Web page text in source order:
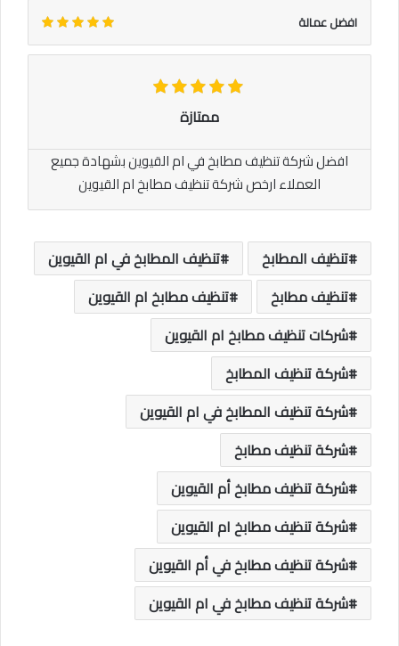
افضل عمالة
ممتازة
افضل شركة تنظيف مطابخ في ام القيوين بشهادة جميع
العملاء ارخص شركة تنظيف مطابخ ام القيوين
تنظيف المطابخ
تنظيف المطابخ في ام القيوين
تنظيف مطابخ
تنظيف مطابخ ام القيوين
شركات تنظيف مطابخ ام القيوين
شركة تنظيف المطابخ
شركة تنظيف المطابخ في ام القيوين
شركة تنظيف مطابخ
شركة تنظيف مطابخ أم القيوين
شركة تنظيف مطابخ ام القيوين
شركة تنظيف مطابخ في أم القيوين
شركة تنظيف مطابخ في ام القيوين